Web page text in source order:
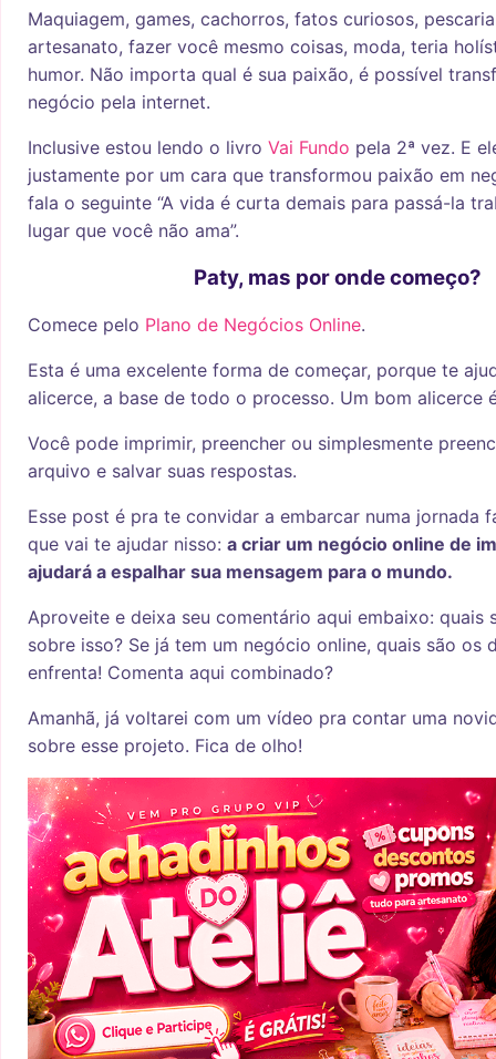
Maquiagem, games, cachorros, fatos curiosos,
artesanato, fazer você mesmo coisas, moda, teria
humor. Não importa qual é sua paixão, é possível
negócio pela internet.
Inclusive estou lendo o livro Vai Fundo pela 2ª vez. E
justamente por um cara que transformou paixão em
fala o seguinte “A vida é curta demais para passá-la
lugar que você não ama”.
Paty, mas por onde começo?
Comece pelo Plano de Negócios Online.
Esta é uma excelente forma de começar, porque te
alicerce, a base de todo o processo. Um bom alicerce
Você pode imprimir, preencher ou simplesmente
arquivo e salvar suas respostas.
Esse post é pra te convidar a embarcar numa jornada
que vai te ajudar nisso: a criar um negócio online de
ajudará a espalhar sua mensagem para o mundo.
Aproveite e deixa seu comentário aqui embaixo: quais
sobre isso? Se já tem um negócio online, quais são os
enfrenta! Comenta aqui combinado?
Amanhã, já voltarei com um vídeo pra contar uma
sobre esse projeto. Fica de olho!